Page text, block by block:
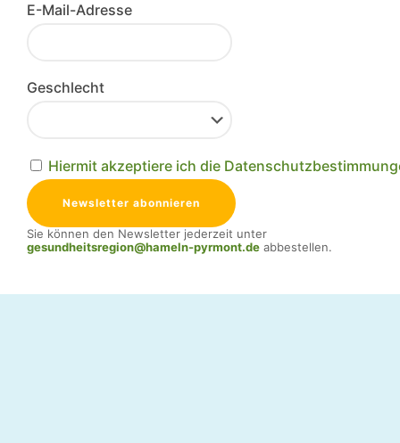
E-Mail-Adresse
Geschlecht
Hiermit akzeptiere ich die
Sie können den Newsletter jederzeit unter
gesundheitsregion@hameln-pyrmont.de abbestellen.